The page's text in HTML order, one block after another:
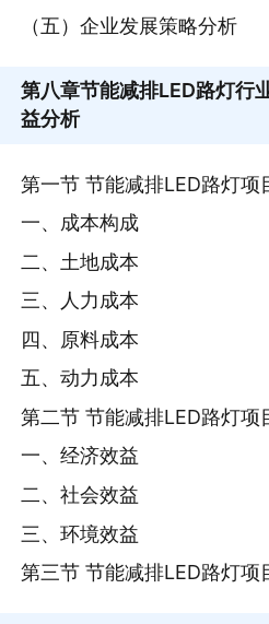
（五）企业发展策略分析
第八章节能减排LED路灯行
益分析
第一节 节能减排LED路灯项
一、成本构成
二、土地成本
三、人力成本
四、原料成本
五、动力成本
第二节 节能减排LED路灯项
一、经济效益
二、社会效益
三、环境效益
第三节 节能减排LED路灯项